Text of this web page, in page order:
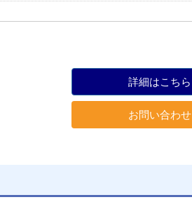
詳細はこちら
お問い合わせ